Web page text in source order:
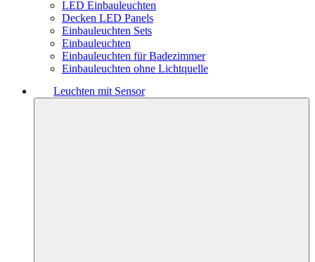
LED Einbauleuchten
Decken LED Panels
Einbauleuchten Sets
Einbauleuchten
Einbauleuchten für Badezimmer
Einbauleuchten ohne Lichtquelle
Leuchten mit Sensor